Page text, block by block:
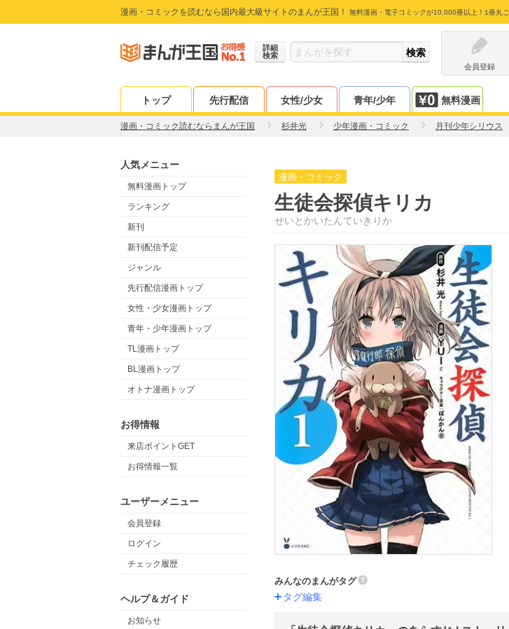
漫画・コミックを読むなら国内最大級サイトのまんが王国！ 無料漫画・電子コミックが10,000冊以上！1冊丸
詳細
検索
会員登録
トップ 先行配信 女性/少女 青年/少年 無料漫画
漫画・コミック読むならまんが王国 杉井光 少年漫画・コミック 月刊少年シリウス
人気メニュー
無料漫画トップ
ランキング
新刊
新刊配信予定
ジャンル
先行配信漫画トップ
女性・少女漫画トップ
青年・少年漫画トップ
TL漫画トップ
BL漫画トップ
オトナ漫画トップ
お得情報
来店ポイントGET
お得情報一覧
ユーザーメニュー
会員登録
ログイン
チェック履歴
ヘルプ＆ガイド
お知らせ
漫画・コミック
生徒会探偵キリカ
せいとかいたんていきりか
みんなのまんがタグ
タグ編集